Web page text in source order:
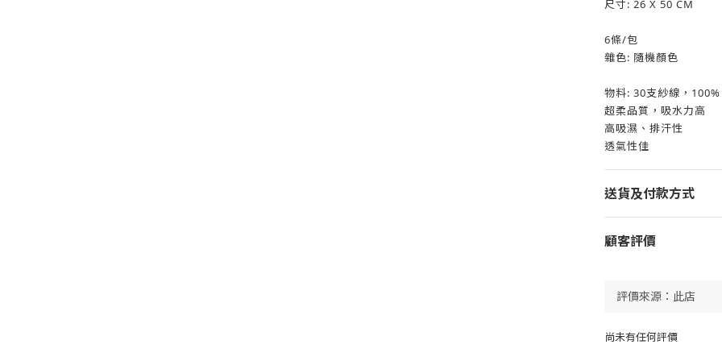
尺寸: 26 X 50 CM
6條/包
雜色: 隨機顏色
物料: 30支紗線，
超柔品質，吸水力高
高吸濕、排汗性
透氣性佳
送貨及付款方式
顧客評價
尚未有任何評價